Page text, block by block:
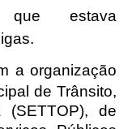
que estava
a organização
de Trânsito,
(SETTOP), de